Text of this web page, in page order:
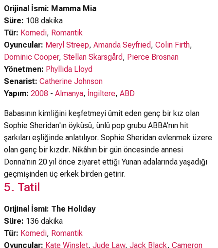
Orijinal İsmi: Mamma Mia
Süre: 108 dakika
Tür: Komedi, Romantik
Oyuncular: Meryl Streep, Amanda Seyfried, Colin Firth,
Dominic Cooper, Stellan Skarsgård, Pierce Brosnan
Yönetmen: Phyllida Lloyd
Senarist: Catherine Johnson
Yapım: 2008 - Almanya, İngiltere, ABD
Babasının kimliğini keşfetmeyi ümit eden genç bir kız olan
Sophie Sheridan'ın öyküsü, ünlü pop grubu ABBA'nın hit
şarkıları eşliğinde anlatılıyor. Sophie Sheridan evlenmek üzere
olan genç bir kızdır. Nikâhın bir gün öncesinde annesi
Donna'nın 20 yıl önce ziyaret ettiği Yunan adalarında yaşadığı
geçmişinden üç erkek birden getirir.
5. Tatil
Orijinal İsmi: The Holiday
Süre: 136 dakika
Tür: Komedi, Romantik
Oyuncular: Kate Winslet, Jude Law, Jack Black, Cameron